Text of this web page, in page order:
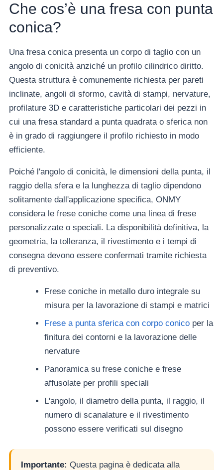
Che cos’è una fresa con punta
conica?
Una fresa conica presenta un corpo di taglio con un
angolo di conicità anziché un profilo cilindrico diritto.
Questa struttura è comunemente richiesta per pareti
inclinate, angoli di sformo, cavità di stampi, nervature,
profilature 3D e caratteristiche particolari dei pezzi in
cui una fresa standard a punta quadrata o sferica non
è in grado di raggiungere il profilo richiesto in modo
efficiente.
Poiché l'angolo di conicità, le dimensioni della punta, il
raggio della sfera e la lunghezza di taglio dipendono
solitamente dall'applicazione specifica, ONMY
considera le frese coniche come una linea di frese
personalizzate o speciali. La disponibilità definitiva, la
geometria, la tolleranza, il rivestimento e i tempi di
consegna devono essere confermati tramite richiesta
di preventivo.
Frese coniche in metallo duro integrale su
misura per la lavorazione di stampi e matrici
Frese a punta sferica con corpo conicoper la
finitura dei contorni e la lavorazione delle
nervature
Panoramica su frese coniche e frese
affusolate per profili speciali
L'angolo, il diametro della punta, il raggio, il
numero di scanalature e il rivestimento
possono essere verificati sul disegno
Importante: Questa pagina è dedicata alla